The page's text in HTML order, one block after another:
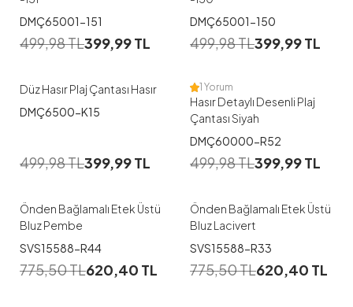
DMÇ65001-151
499,98TL399,99TL
DMÇ65001-150
499,98TL399,99TL
Düz Hasır Plaj Çantası Hasır
DMÇ6500-K15
499,98TL399,99TL
1 Yorum
Hasır Detaylı Desenli Plaj
Çantası Siyah
DMÇ60000-R52
499,98TL399,99TL
S-M L-XL
Önden Bağlamalı Etek Üstü
Bluz Pembe
SVS15588-R44
775,50TL620,40 TL
S-M L-XL
Önden Bağlamalı Etek Üstü
Bluz Lacivert
SVS15588-R33
775,50TL620,40 TL
M L
38 40 42 44 46
48